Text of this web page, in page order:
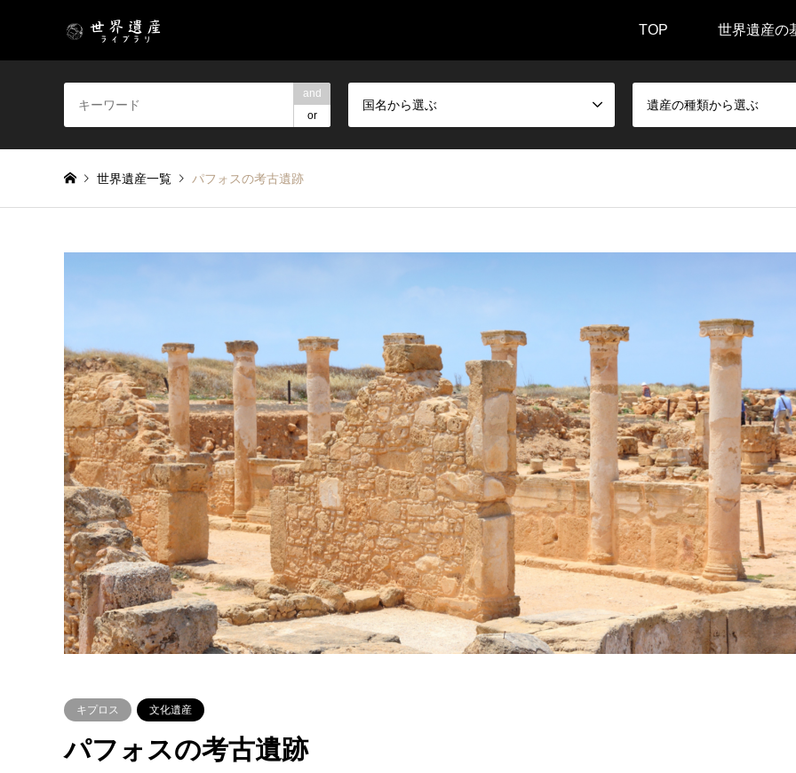
TOP 世界遺産の
and
or
国名から選ぶ 遺産の種類から選ぶ
世界遺産一覧 パフォスの考古遺跡
キプロス 文化遺産
パフォスの考古遺跡